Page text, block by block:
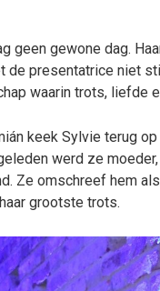
geen gewone dag.
de presentatrice niet
waarin trots, liefde
keek Sylvie terug
werd ze
Ze omschreef hem
grootste trots.